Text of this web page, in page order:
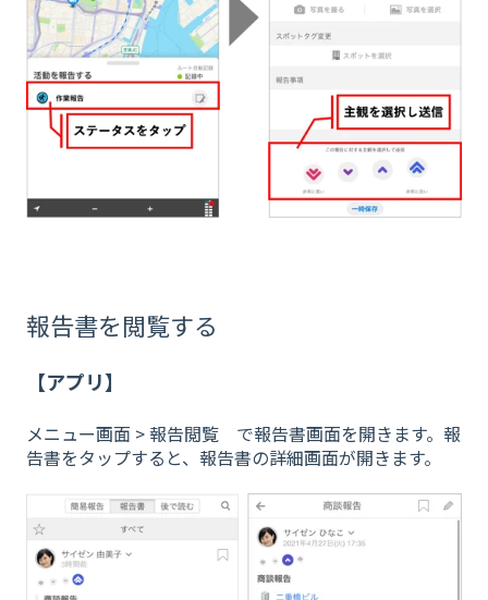
報告書を閲覧する
【アプリ】
メニュー画面 > 報告閲覧 で報告書画面を開きます。報
告書をタップすると、報告書の詳細画面が開きます。